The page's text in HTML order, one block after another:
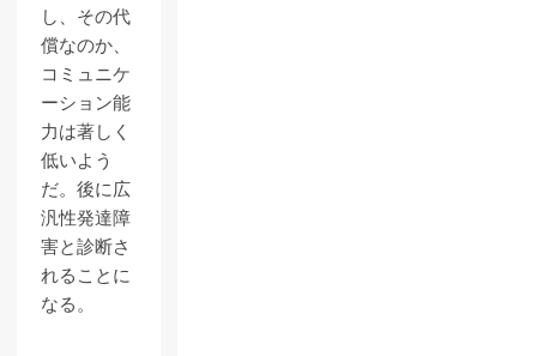
し、その代
償なのか、
コミュニケ
ーション能
力は著しく
低いよう
だ。後に広
汎性発達障
害と診断さ
れることに
なる。